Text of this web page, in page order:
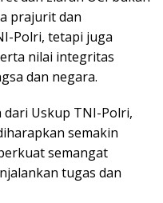
prajurit dan
Polri, tetapi juga
nilai integritas
dan negara.
Uskup TNI-Polri,
semakin
semangat
tugas dan